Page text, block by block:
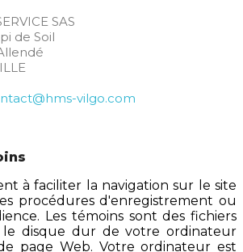
SAS
de Soil
vilgo.com
à faciliter la navigation sur le site
procédures d'enregistrement ou
Les témoins sont des fichiers
disque dur de votre ordinateur
page Web. Votre ordinateur est